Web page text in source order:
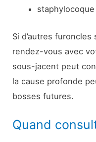
Si d’autres
rendez-vous avec
sous-jacent peut
la cause profonde
bosses futures.
Quand